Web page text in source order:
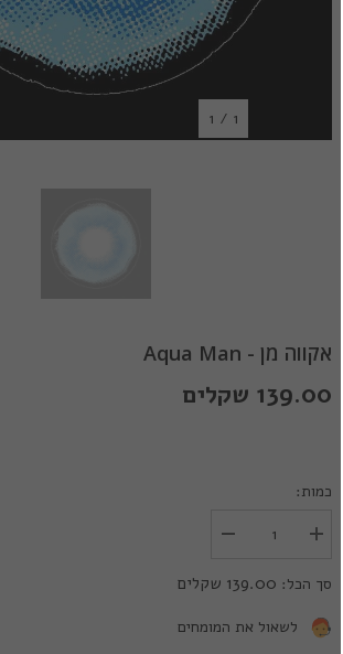
1
/
1
אקווה מן - Aqua Man
139.00 שקלים
כמות:
הכמות
עבור
מן
הגדל
עבור
מן
-
סך הכל: 139.00 שקלים
לשאול את המומחים